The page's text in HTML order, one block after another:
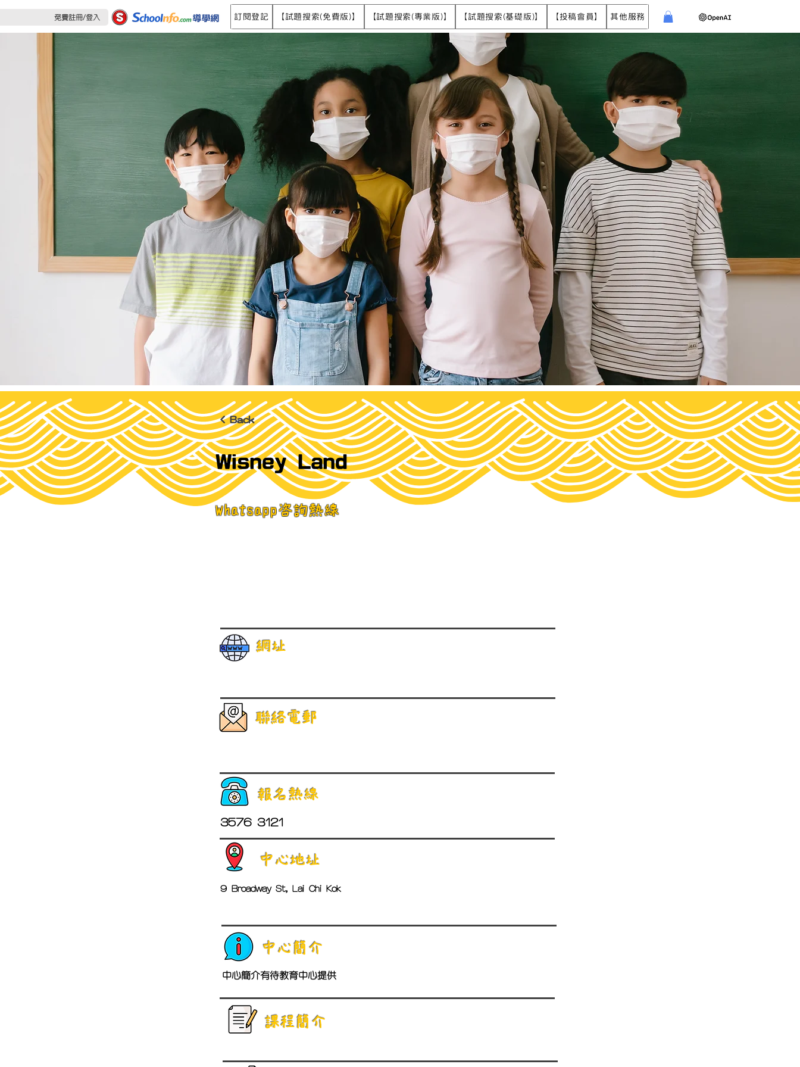
免費註冊/登入 訂閱登記 【試題搜索(免費版)】 【試題搜索(專業版)】 【試題搜索(基礎版)】 【投稿會員】 其他服務
< Back
Wisney Land
Whatsapp咨詢熱線
網址
聯絡電郵
報名熱線
3576 3121
中心地址
9 Broadway St, Lai Chi Kok
中心簡介
中心簡介有待教育中心提供
​課程簡介